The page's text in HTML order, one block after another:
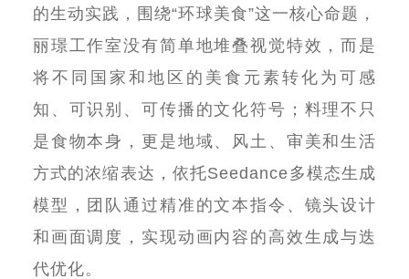
的生动实践，围绕“环球美食”这一核心命题，
丽璟工作室没有简单地堆叠视觉特效，而是
将不同国家和地区的美食元素转化为可感
知、可识别、可传播的文化符号；料理不只
是食物本身，更是地域、风土、审美和生活
方式的浓缩表达，依托Seedance多模态生成
模型，团队通过精准的文本指令、镜头设计
和画面调度，实现动画内容的高效生成与迭
代优化。